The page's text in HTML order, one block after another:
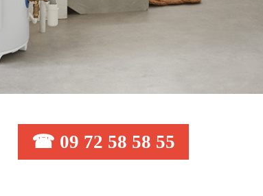
☎ 09 72 58 58 55